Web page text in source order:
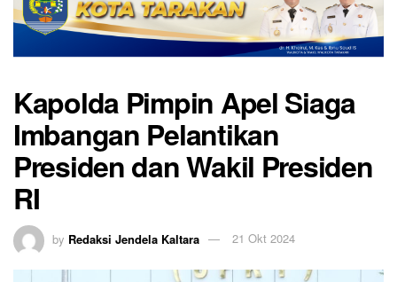
Kapolda Pimpin Apel Siaga
Imbangan Pelantikan
Presiden dan Wakil Presiden
RI
by Redaksi Jendela Kaltara 21 Okt 2024